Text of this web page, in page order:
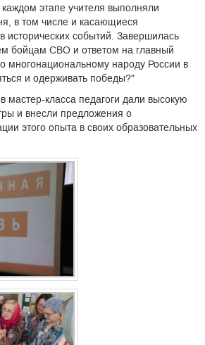
каждом этапе учителя выполняли
в том числе и касающиеся
исторических событий. Завершилась
бойцам СВО и ответом на главный
многонациональному народу России в
и одерживать победы?"
мастер-класса педагоги дали высокую
и внесли предложения о
этого опыта в своих образовательных